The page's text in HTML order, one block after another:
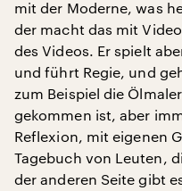
mit der Moderne, was
der macht das mit
des Videos. Er spielt
und führt Regie, und
zum Beispiel die
gekommen ist, aber
Reflexion, mit eigenen
Tagebuch von Leuten,
der anderen Seite gibt